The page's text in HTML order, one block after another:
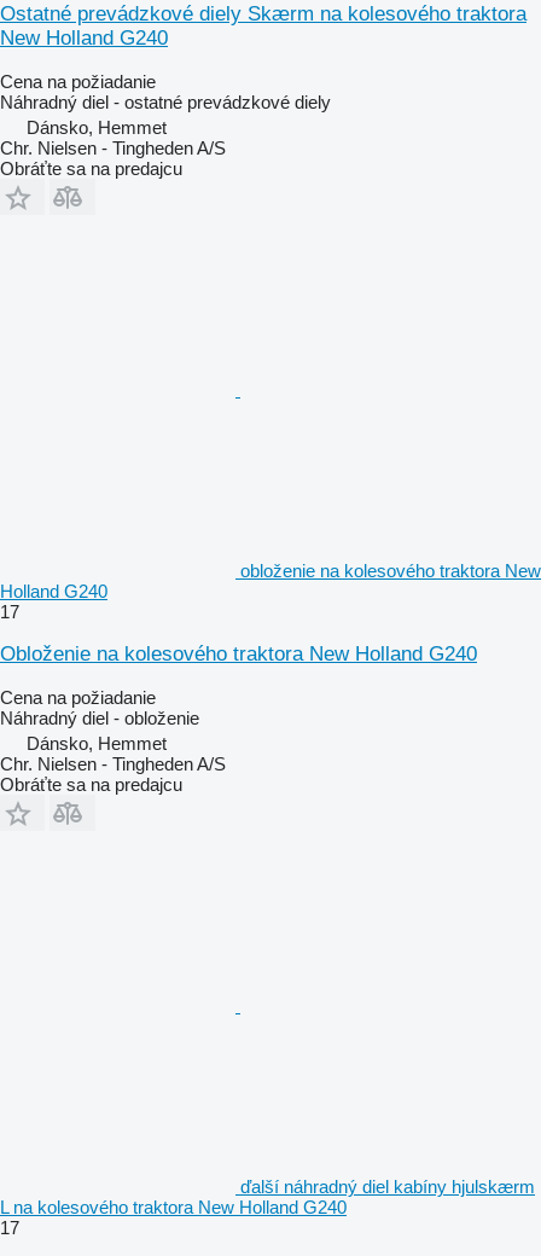
Ostatné prevádzkové diely Skærm na kolesového traktora
New Holland G240
Cena na požiadanie
Náhradný diel - ostatné prevádzkové diely
Dánsko, Hemmet
Chr. Nielsen - Tingheden A/S
Obráťte sa na predajcu
obloženie na kolesového traktora New
Holland G240
17
Obloženie na kolesového traktora New Holland G240
Cena na požiadanie
Náhradný diel - obloženie
Dánsko, Hemmet
Chr. Nielsen - Tingheden A/S
Obráťte sa na predajcu
ďalší náhradný diel kabíny hjulskærm
L na kolesového traktora New Holland G240
17